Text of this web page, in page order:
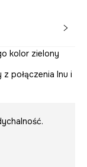
kolor zielony
połączenia lnu i